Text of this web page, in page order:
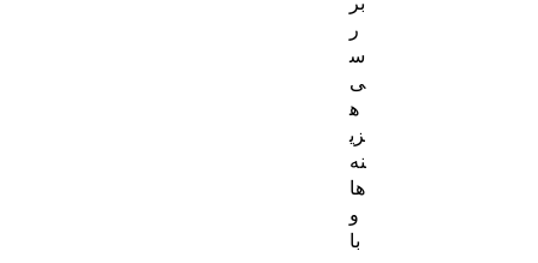
ر
س
ی
ه
زی
نه‌
ها
و
با